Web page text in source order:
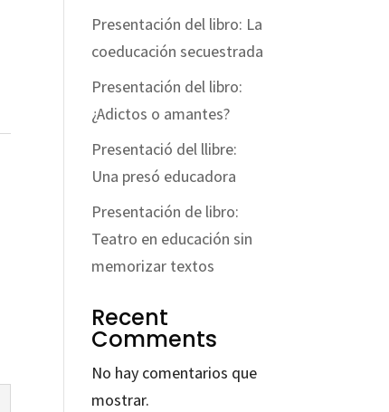
Presentación del libro: La
coeducación secuestrada
Presentación del libro:
¿Adictos o amantes?
Presentació del llibre:
Una presó educadora
Presentación de libro:
Teatro en educación sin
memorizar textos
Recent
Comments
No hay comentarios que
mostrar.